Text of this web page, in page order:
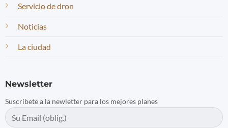
Servicio de dron
Noticias
La ciudad
Newsletter
Suscríbete a la newletter para los mejores planes